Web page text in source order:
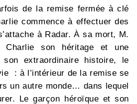
de la remise fermée à clé
commence à effectuer des
à Radar. À sa mort, M.
Charlie son héritage et une
son extraordinaire histoire, le
: à l’intérieur de la remise se
un autre monde… dans lequel
Le garçon héroïque et son